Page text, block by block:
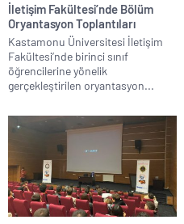
İletişim Fakültesi’nde Bölüm
Oryantasyon Toplantıları
Kastamonu Üniversitesi İletişim
Fakültesi’nde birinci sınıf
öğrencilerine yönelik
gerçekleştirilen oryantasyon...